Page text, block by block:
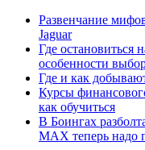
Развенчание
Jaguar
Где остановиться
особенности
Где и как
Курсы
как обучиться
В Боингах
MAX теперь надо